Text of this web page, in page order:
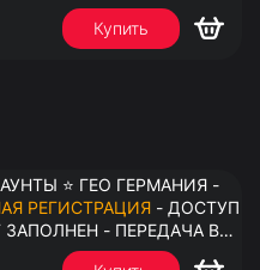
Купить
ГЕРМАНИЯ -
РЕГИСТРАЦИЯ - ДОСТУП
ЗАПОЛНЕН - ПЕРЕДАЧА В